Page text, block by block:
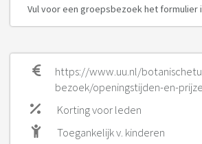
Vul voor een groepsbezoek het formulier
https://www.uu.nl/
bezoek/openingstijden-en-
Korting voor leden
Toegankelijk v. kinderen